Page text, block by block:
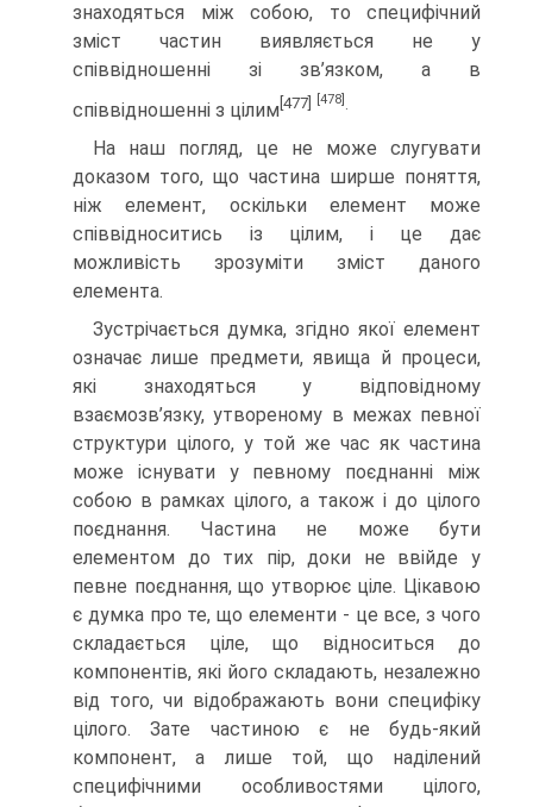
знаходяться між собою, то специфічний
зміст частин виявляється не у
співвідношенні зі зв’язком, а в
співвідношенні з цілим [477] [478]
На наш погляд, це не може слугувати
доказом того, що частина ширше поняття,
ніж елемент, оскільки елемент може
співвідноситись із цілим, і це дає
можливість зрозуміти зміст даного
елемента.
Зустрічається думка, згідно якої елемент
означає лише предмети, явища й процеси,
які знаходяться у відповідному
взаємозв’язку, утвореному в межах певної
структури цілого, у той же час як частина
може існувати у певному поєднанні між
собою в рамках цілого, а також і до цілого
поєднання. Частина не може бути
елементом до тих пір, доки не ввійде у
певне поєднання, що утворює ціле. Цікавою
є думка про те, що елементи - це все, з чого
складається ціле, що відноситься до
компонентів, які його складають, незалежно
від того, чи відображають вони специфіку
цілого. Зате частиною є не будь-який
компонент, а лише той, що наділений
специфічними особливостями цілого,